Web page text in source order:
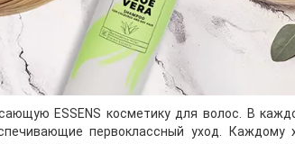
ESSENS косметику для волос. В
первоклассный уход.